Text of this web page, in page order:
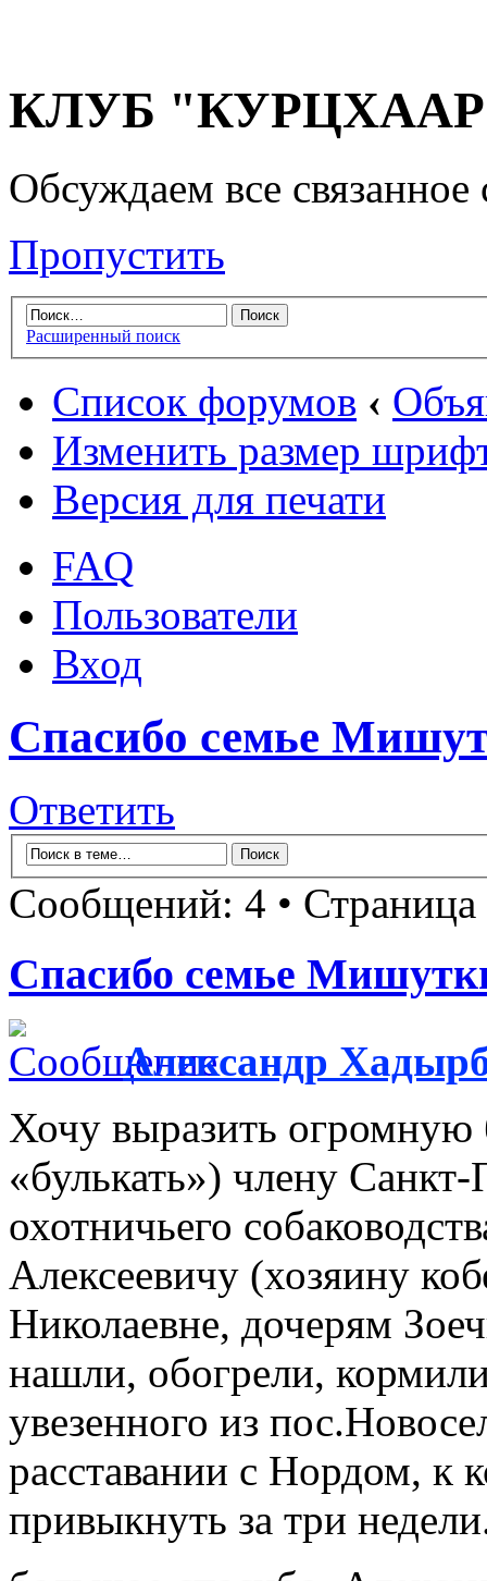
КЛУБ "КУРЦХААР"
Обсуждаем все
Пропустить
Расширенный поиск
Список форумов ‹
Изменить размер
Версия для печати
FAQ
Пользователи
Вход
Спасибо семье
Ответить
Сообщений: 4 • Страница
Спасибо семье
Александр
Хочу выразить огромную
«булькать») члену
охотничьего
Алексеевичу (хозяину
Николаевне, дочерям
нашли, обогрели,
увезенного из
расставании с Нордом, к
привыкнуть за три